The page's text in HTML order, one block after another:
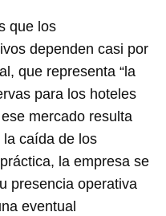
que los
dependen casi por
que representa “la
para los hoteles
mercado resulta
la caída de los
la empresa se
presencia operativa
eventual